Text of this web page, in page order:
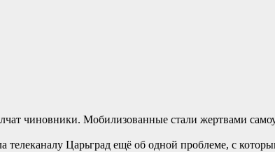
чиновники. Мобилизованные стали жертвами
телеканалу Царьград ещё об одной проблеме, с